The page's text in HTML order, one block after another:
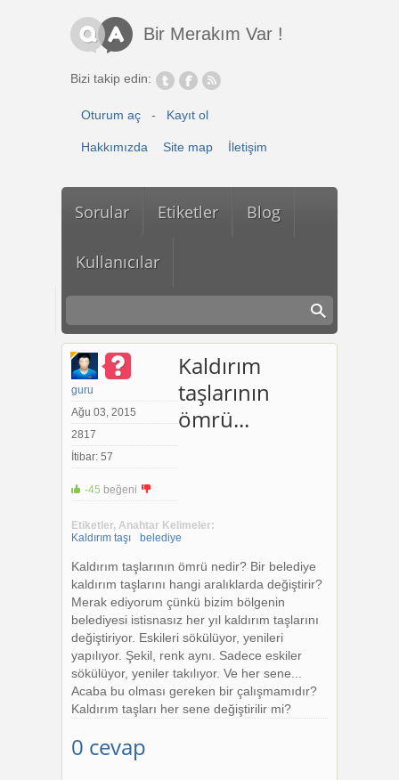
Bir Merakım Var !
Bizi takip edin:
Oturum aç - Kayıt ol
Hakkımızda Site map İletişim
Sorular Etiketler Blog
Kullanıcılar
guru
Ağu 03, 2015
2817
İtibar: 57
-45 beğeni
Kaldırım
taşlarının
ömrü...
Etiketler, Anahtar Kelimeler:
Kaldırım taşı
belediye
Kaldırım taşlarının ömrü nedir? Bir belediye
kaldırım taşlarını hangi aralıklarda değiştirir?
Merak ediyorum çünkü bizim bölgenin
belediyesi istisnasız her yıl kaldırım taşlarını
değiştiriyor. Eskileri sökülüyor, yenileri
yapılıyor. Şekil, renk aynı. Sadece eskiler
sökülüyor, yeniler takılıyor. Ve her sene...
Acaba bu olması gereken bir çalışmamıdır?
Kaldırım taşları her sene değiştirilir mi?
0 cevap